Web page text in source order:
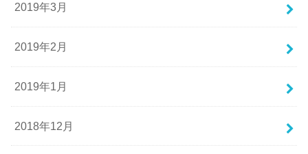
2019年3月
2019年2月
2019年1月
2018年12月